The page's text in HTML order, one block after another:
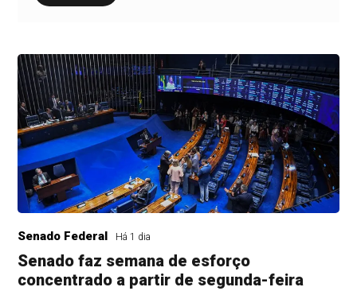
Senado Federal Há 1 dia
Senado faz semana de esforço
concentrado a partir de segunda-feira